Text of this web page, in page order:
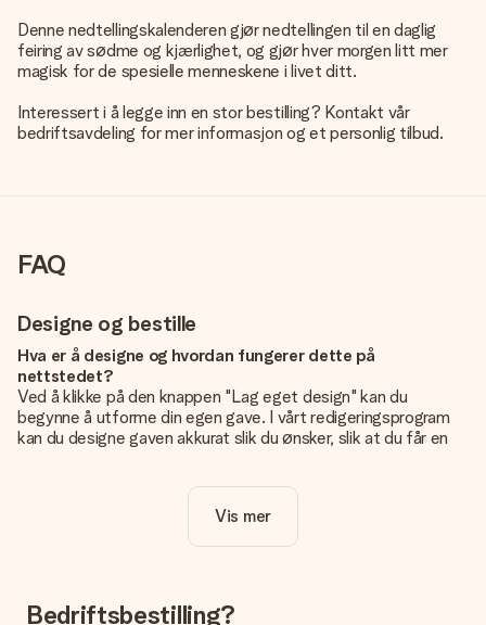
Denne nedtellingskalenderen gjør nedtellingen til en daglig
feiring av sødme og kjærlighet, og gjør hver morgen litt mer
magisk for de spesielle menneskene i livet ditt.
Interessert i å legge inn en stor bestilling? Kontakt vår
bedriftsavdeling for mer informasjon og et personlig tilbud.
FAQ
Designe og bestille
Hva er å designe og hvordan fungerer dette på
nettstedet?
Ved å klikke på den knappen "Lag eget design" kan du
begynne å utforme din egen gave. I vårt redigeringsprogram
kan du designe gaven akkurat slik du ønsker, slik at du får en
å gjøre gaven din helt unik.
Er eget design inkludert i prisen?
Vis mer
Bedriftsbestilling?